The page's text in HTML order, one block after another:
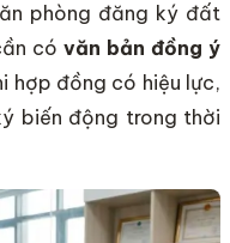
phòng đăng ký đất
cóvăn bản đồng ý
hợp đồng có hiệu lực,
biến động trong thời